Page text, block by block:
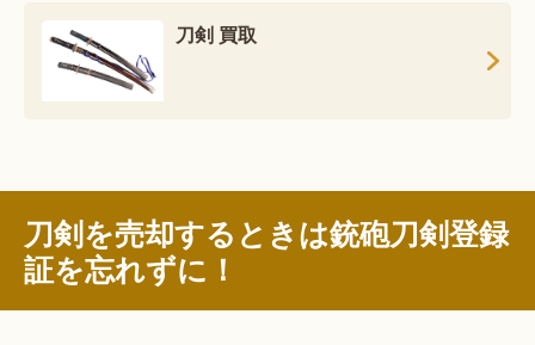
刀剣 買取
刀剣を売却するときは銃砲刀剣登録
証を忘れずに！